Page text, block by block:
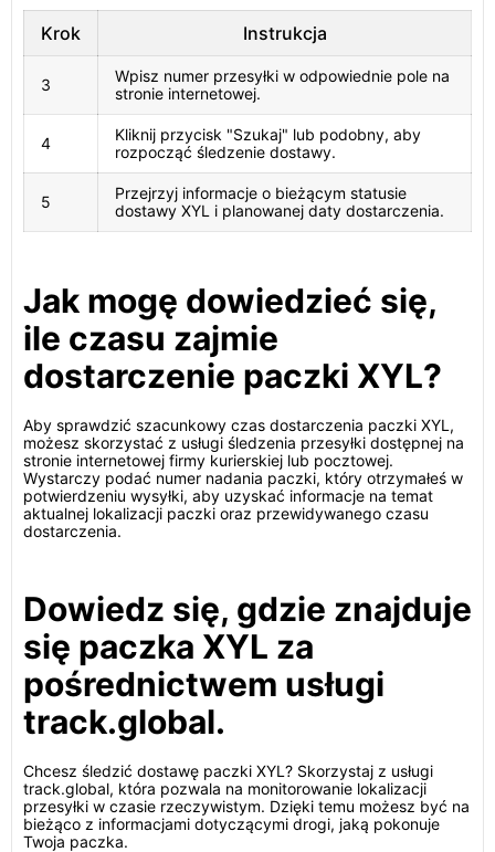
Krok Instrukcja
3
Wpisz numer przesyłki w odpowiednie pole na
stronie internetowej.
4
Kliknij przycisk "Szukaj" lub podobny, aby
rozpocząć śledzenie dostawy.
5
Przejrzyj informacje o bieżącym statusie
dostawy XYL i planowanej daty dostarczenia.
Jak mogę dowiedzieć się,
ile czasu zajmie
dostarczenie paczki XYL?
Aby sprawdzić szacunkowy czas dostarczenia paczki XYL,
możesz skorzystać z usługi śledzenia przesyłki dostępnej na
stronie internetowej firmy kurierskiej lub pocztowej.
Wystarczy podać numer nadania paczki, który otrzymałeś w
potwierdzeniu wysyłki, aby uzyskać informacje na temat
aktualnej lokalizacji paczki oraz przewidywanego czasu
dostarczenia.
Dowiedz się, gdzie znajduje
się paczka XYL za
pośrednictwem usługi
track.global.
Chcesz śledzić dostawę paczki XYL? Skorzystaj z usługi
track.global, która pozwala na monitorowanie lokalizacji
przesyłki w czasie rzeczywistym. Dzięki temu możesz być na
bieżąco z informacjami dotyczącymi drogi, jaką pokonuje
Twoja paczka.